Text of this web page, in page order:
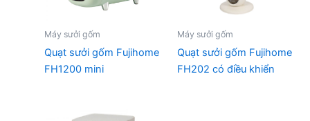
Máy sưởi gốm
Quạt sưởi gốm Fujihome
FH1200 mini
Máy sưởi gốm
Quạt sưởi gốm Fujihome
FH202 có điều khiển